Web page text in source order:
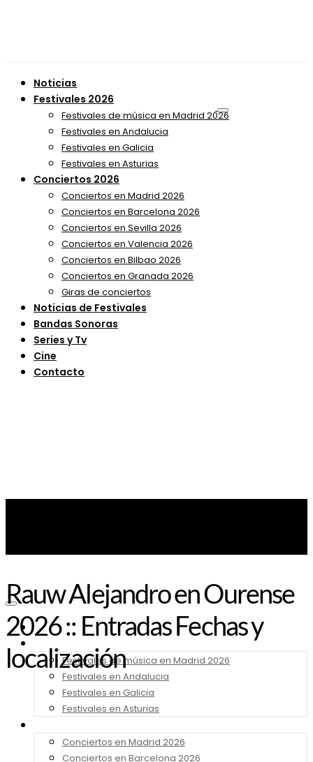
Noticias
Festivales 2026
Festivales de música en Madrid 2026
Festivales en Andalucia
Festivales en Galicia
Festivales en Asturias
Conciertos 2026
Conciertos en Madrid 2026
Conciertos en Barcelona 2026
Conciertos en Sevilla 2026
Conciertos en Valencia 2026
Conciertos en Bilbao 2026
Conciertos en Granada 2026
Giras de conciertos
Noticias de Festivales
Bandas Sonoras
Series y Tv
Cine
Contacto
Noticias
Festivales de música en Madrid 2026
Festivales en Andalucia
Festivales en Galicia
Festivales en Asturias
Conciertos en Madrid 2026
Conciertos en Barcelona 2026
Rauw Alejandro en Ourense
2026 :: Entradas Fechas y
localización